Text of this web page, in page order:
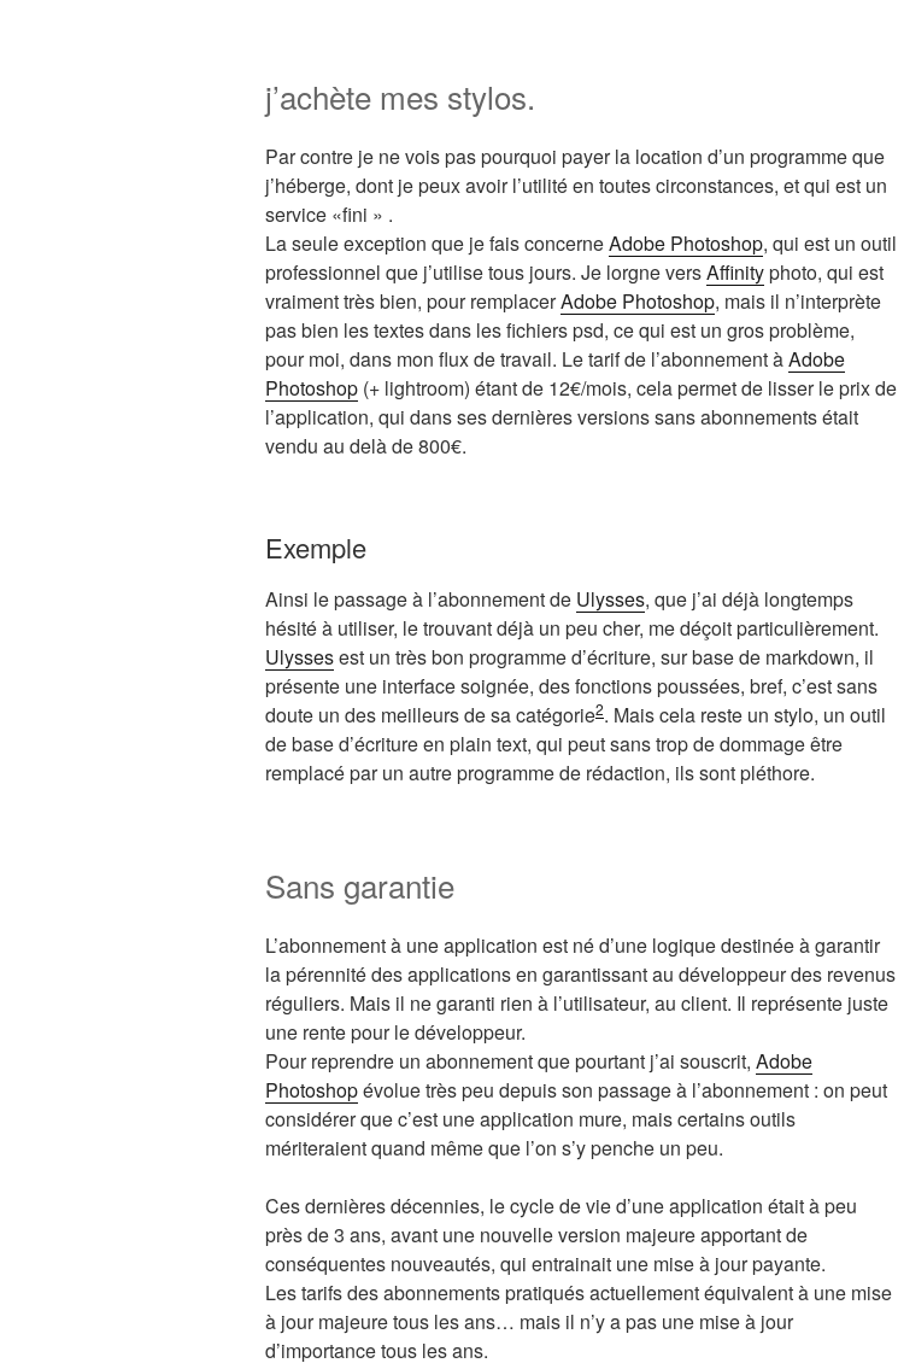
j’achète mes stylos.
Par contre je ne vois pas pourquoi payer la location d’un programme que
j’héberge, dont je peux avoir l’utilité en toutes circonstances, et qui est un
service «fini » .
La seule exception que je fais concerneAdobe Photoshop, qui est un outil
professionnel que j’utilise tous jours. Je lorgne versAffinityphoto, qui est
vraiment très bien, pour remplacerAdobe Photoshop, mais il n’interprète
pas bien les textes dans les fichiers psd, ce qui est un gros problème,
pour moi, dans mon flux de travail. Le tarif de l’abonnement àAdobe
Photoshop (+ lightroom) étant de 12€/mois, cela permet de lisser le prix de
l’application, qui dans ses dernières versions sans abonnements était
vendu au delà de 800€.
Exemple
Ainsi le passage à l’abonnement de Ulysses, que j’ai déjà longtemps
hésité à utiliser, le trouvant déjà un peu cher, me déçoit particulièrement.
Ulyssesest un très bon programme d’écriture, sur base de markdown, il
présente une interface soignée, des fonctions poussées, bref, c’est sans
doute un des meilleurs de sa catégorie2. Mais cela reste un stylo, un outil
de base d’écriture en plain text, qui peut sans trop de dommage être
remplacé par un autre programme de rédaction, ils sont pléthore.
Sans garantie
L’abonnement à une application est né d’une logique destinée à garantir
la pérennité des applications en garantissant au développeur des revenus
réguliers. Mais il ne garanti rien à l’utilisateur, au client. Il représente juste
une rente pour le développeur.
Pour reprendre un abonnement que pourtant j’ai souscrit, Adobe
Photoshopévolue très peu depuis son passage à l’abonnement : on peut
considérer que c’est une application mure, mais certains outils
mériteraient quand même que l’on s’y penche un peu.
Ces dernières décennies, le cycle de vie d’une application était à peu
près de 3 ans, avant une nouvelle version majeure apportant de
conséquentes nouveautés, qui entrainait une mise à jour payante.
Les tarifs des abonnements pratiqués actuellement équivalent à une mise
à jour majeure tous les ans… mais il n’y a pas une mise à jour
d’importance tous les ans.